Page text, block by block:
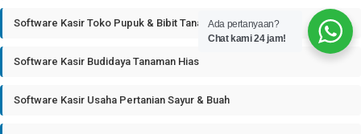
Software Kasir Toko Pupuk & Bibit Tanaman
Software Kasir Budidaya Tanaman Hias
Software Kasir Usaha Pertanian Sayur & Buah
Ada pertanyaan?
Chat kami 24 jam!